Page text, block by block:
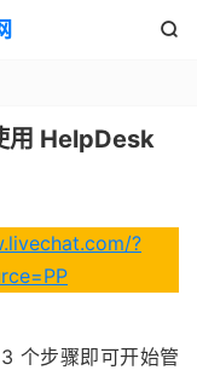

用 HelpDesk
?
个步骤即可开始管